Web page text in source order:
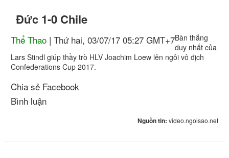
Đức 1-0 Chile
Thể Thao | Thứ hai, 03/07/17 05:27 GMT+7Bàn thắng
duy nhất của
Lars Stindl giúp thầy trò HLV Joachim Loew lên ngôi vô địch
Confederations Cup 2017.
Chia sẻ Facebook
Bình luận
Nguồn tin: video.ngoisao.net